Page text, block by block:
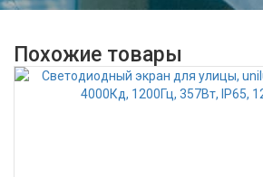
Похожие товары